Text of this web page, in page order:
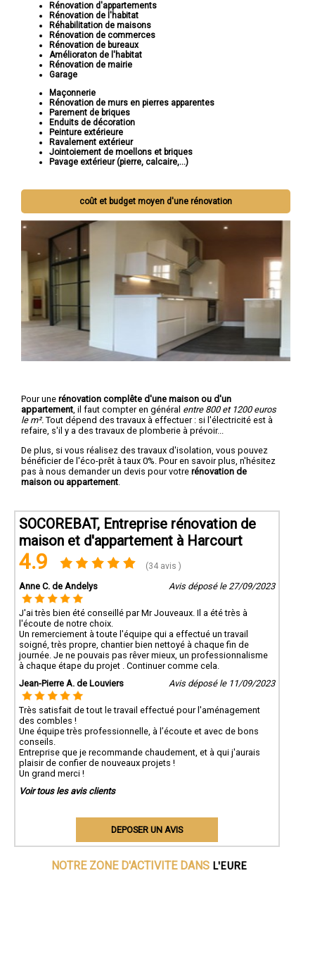
Rénovation d'appartements
Rénovation de l'habitat
Réhabilitation de maisons
Rénovation de commerces
Rénovation de bureaux
Amélioraton de l'habitat
Rénovation de mairie
Garage
Maçonnerie
Rénovation de murs en pierres apparentes
Parement de briques
Enduits de décoration
Peinture extérieure
Ravalement extérieur
Jointoiement de moellons et briques
Pavage extérieur (pierre, calcaire,...)
coût et budget moyen d'une rénovation
Pour une rénovation complête d'une maison ou d'un
appartement , il faut compter en général entre 800 et 1200 euros
le m². Tout dépend des travaux à effectuer : si l'électricité est à
refaire, s'il y a des travaux de plomberie à prévoir...
De plus, si vous réalisez des travaux d'isolation, vous pouvez
bénéficier de l'éco-prêt à taux 0%. Pour en savoir plus, n'hésitez
pas à nous demander un devis pour votre rénovation de
maison ou appartement
SOCOREBAT, Entreprise rénovation de
maison et d'appartement à Harcourt
4.9 (34 avis )
Anne C. de Andelys Avis déposé le 27/09/2023
J'ai très bien été conseillé par Mr Jouveaux. Il a été très à
l'écoute de notre choix.
Un remerciement à toute l'équipe qui a effectué un travail
soigné, très propre, chantier bien nettoyé à chaque fin de
journée. Je ne pouvais pas rêver mieux, un professionnalisme
à chaque étape du projet . Continuer comme cela.
Jean-Pierre A. de Louviers
Avis déposé le 11/09/2023
Très satisfait de tout le travail effectué pour l'aménagement
des combles !
Une équipe très professionnelle, à l’écoute et avec de bons
conseils.
Entreprise que je recommande chaudement, et à qui j'aurais
plaisir de confier de nouveaux projets !
Un grand merci !
Voir tous les avis clients
DEPOSER UN AVIS
NOTRE ZONE D'ACTIVITE DANS L'EURE